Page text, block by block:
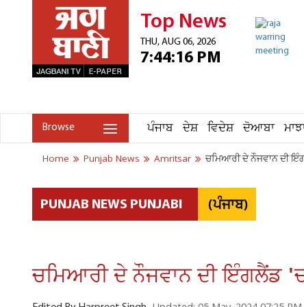
Top News
THU, AUG 06, 2026
7:44:16 PM
Browse ਪੰਜਾਬ ਦੇਸ਼ ਵਿਦੇਸ਼ ਦੋਆਬਾ
Home Punjab News Amritsar ਚਮਿਆਰੀ ਦੇ ਨੌਜਵਾਨ ਦੀ
PUNJAB NEWS PUNJABI (ਪੰਜਾਬ)
ਚਮਿਆਰੀ ਦੇ ਨੌਜਵਾਨ ਦੀ ਇੰਗਲੈਂਡ